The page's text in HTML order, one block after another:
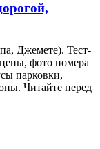
Джемете). Тест-
фото номера
парковки,
Читайте перед